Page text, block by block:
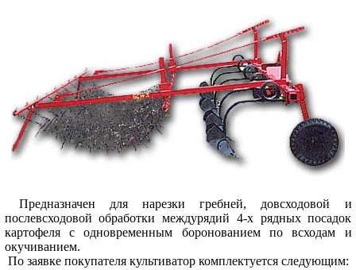
Предназначен для нарезки гребней, довсходовой и
послевсходовой обработки междурядий 4-х рядных посадок
картофеля с одновременным боронованием по всходам и
окучиванием.
По заявке покупателя культиватор комплектуется следующим: